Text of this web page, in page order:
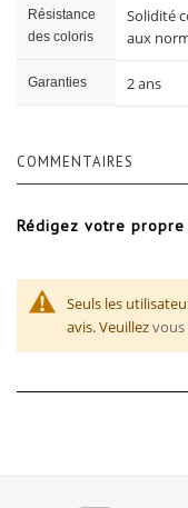
Résistance
des coloris
Solidité
aux
Garanties 2 ans
COMMENTAIRES
Rédigez votre propre
Seuls les
avis. Veuillezvous